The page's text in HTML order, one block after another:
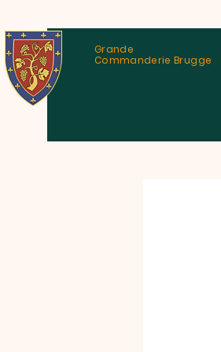
Grande
Commanderie Brugge